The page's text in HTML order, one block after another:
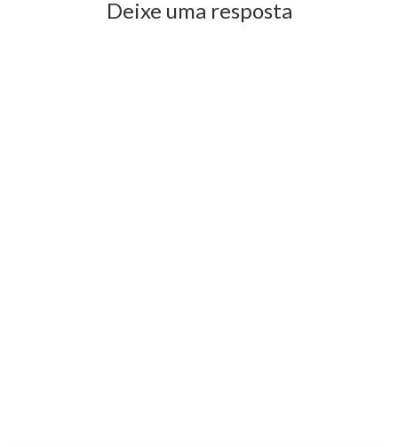
Deixe uma resposta